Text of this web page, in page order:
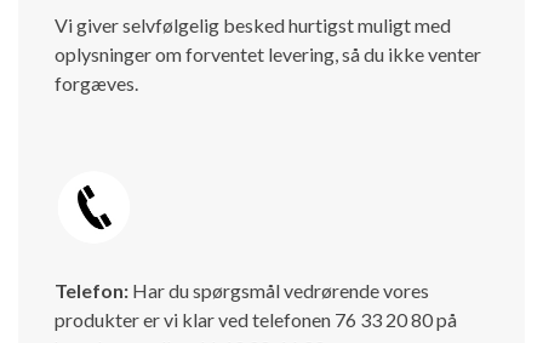
Vi giver selvfølgelig besked hurtigst muligt med
oplysninger om forventet levering, så du ikke venter
forgæves.
Telefon: Har du spørgsmål vedrørende vores
produkter er vi klar ved telefonen 76 33 20 80 på